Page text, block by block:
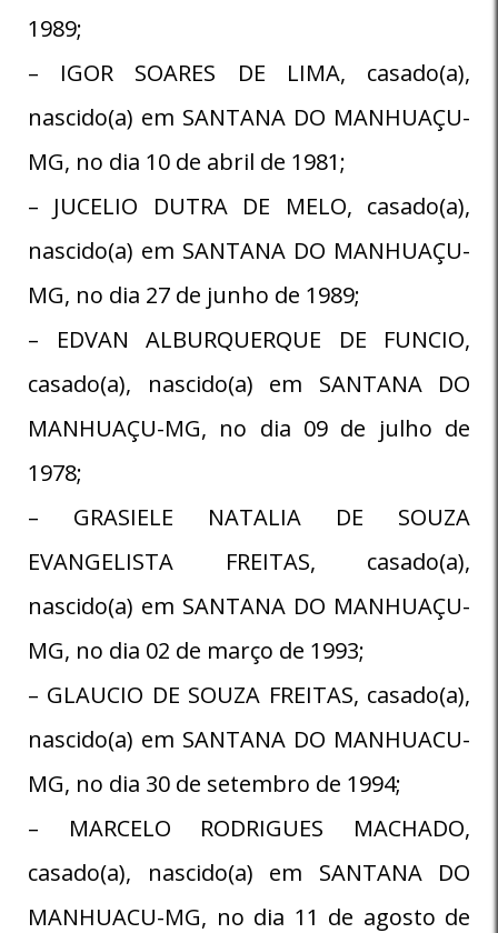
1989;
– IGOR SOARES DE LIMA, casado(a),
nascido(a) em SANTANA DO MANHUAÇU-
MG, no dia 10 de abril de 1981;
– JUCELIO DUTRA DE MELO, casado(a),
nascido(a) em SANTANA DO MANHUAÇU-
MG, no dia 27 de junho de 1989;
– EDVAN ALBURQUERQUE DE FUNCIO,
casado(a), nascido(a) em SANTANA DO
MANHUAÇU-MG, no dia 09 de julho de
1978;
– GRASIELE NATALIA DE SOUZA
EVANGELISTA FREITAS, casado(a),
nascido(a) em SANTANA DO MANHUAÇU-
MG, no dia 02 de março de 1993;
– GLAUCIO DE SOUZA FREITAS, casado(a),
nascido(a) em SANTANA DO MANHUACU-
MG, no dia 30 de setembro de 1994;
– MARCELO RODRIGUES MACHADO,
casado(a), nascido(a) em SANTANA DO
MANHUACU-MG, no dia 11 de agosto de